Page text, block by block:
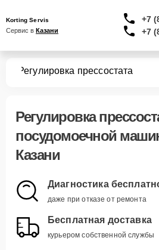
Korting Servis
Сервис в Казани
+7
+7
Регулировка прессостата
Регулировка
посудомоечной
Казани
Диагностика
даже при отказе от ремонта
Бесплатная доставка
курьером собственной службы